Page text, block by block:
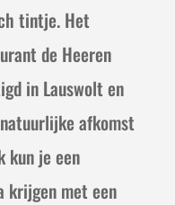
tintje. Het
de Heeren
in Lauswolt en
afkomst
kun je een
krijgen met een